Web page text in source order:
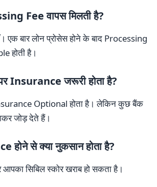
Fee वापस मिलती है?
एक बार लोन प्रोसेस होने के बाद Processing
होती है।
Insurance जरूरी होता है?
Optional होता है। लेकिन कुछ बैंक
जोड़ देते हैं।
होने से क्या नुकसान होता है?
सिबिल स्कोर खराब हो सकता है।